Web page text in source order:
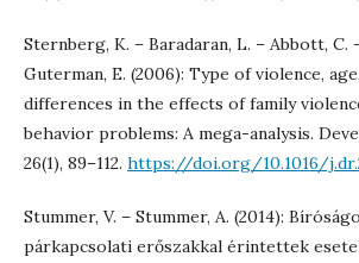
Sternberg, K. – Baradaran, L. – Abbott, C.
Guterman, E. (2006): Type of violence,
differences in the effects of family
behavior problems: A mega-analysis.
26(1), 89–112. https://doi.org/10.1016/
Stummer, V. – Stummer, A. (2014):
párkapcsolati erőszakkal érintettek